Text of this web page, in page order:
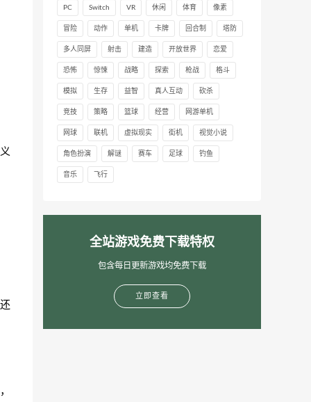
PC Switch VR 休闲 体育 像素
冒险 动作 单机 卡牌 回合制 塔防
多人同屏 射击 建造 开放世界 恋爱
恐怖 惊悚 战略 探索 枪战 格斗
模拟 生存 益智 真人互动 砍杀
竞技 策略 篮球 经营 网游单机
网球 联机 虚拟现实 街机 视觉小说
角色扮演 解谜 赛车 足球 钓鱼
音乐 飞行
全站游戏免费下载特权
包含每日更新游戏均免费下载
立即查看